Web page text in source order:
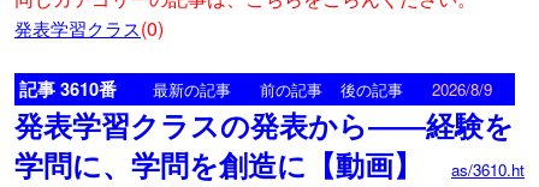
発表学習クラス(0)
記事 3610番 最新の記事 前の記事 後の記事 2026/8/9
発表学習クラスの発表から――経験を
学問に、学問を創造に【動画】
as/3610.ht